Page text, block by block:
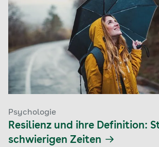
Psychologie
Resilienz und ihre Definition:
schwierigen Zeiten